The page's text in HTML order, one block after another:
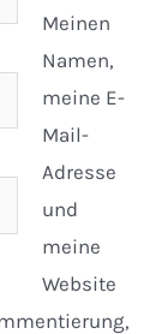
Meinen
Namen,
meine E-
Mail-
Adresse
und
meine
Website